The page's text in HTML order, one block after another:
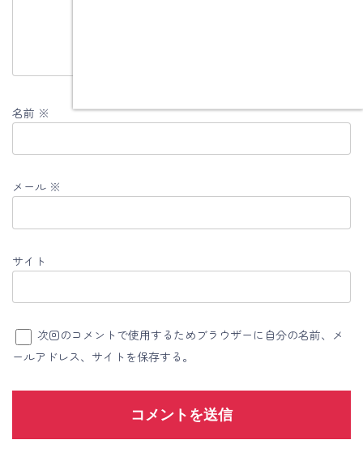
名前 ※
メール ※
サイト
次回のコメントで使用するためブラウザーに自分の名前、メ
ールアドレス、サイトを保存する。